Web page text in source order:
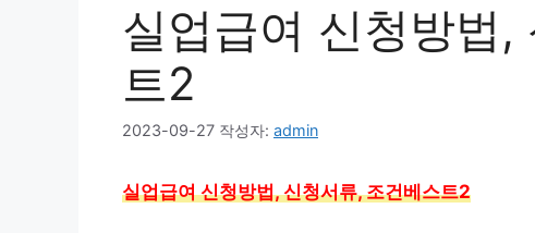
실업급여 신청방법,
트2
2023-09-27 작성자: admin
실업급여 신청방법, 신청서류, 조건베스트2